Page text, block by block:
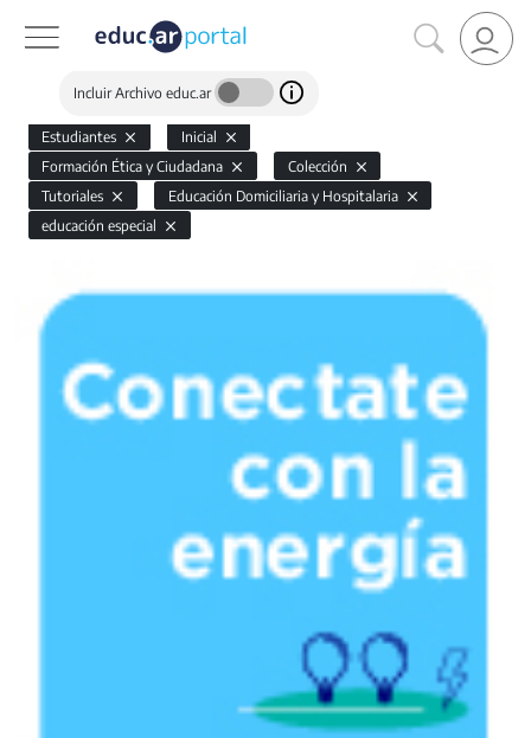
Incluir Archivo educ.ar
Estudiantes
Inicial
Formación Ética y Ciudadana
Colección
Tutoriales
Educación Domiciliaria y Hospitalaria
educación especial